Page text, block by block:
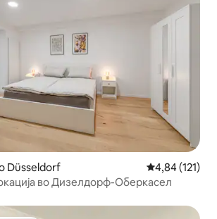
Düsseldorf Просечна
4,84 (121)
во Дизелдорф-Оберкасел